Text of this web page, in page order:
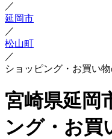
／
延岡市
／
松山町
／
ショッピング・お買い
宮崎県延岡
ング・お買